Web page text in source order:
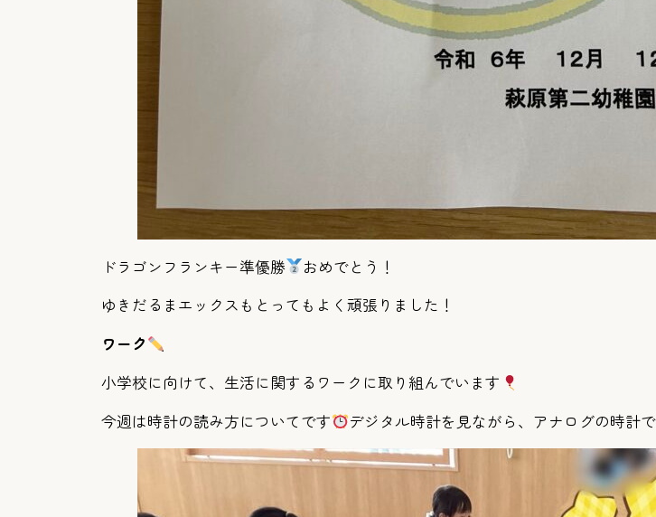
ドラゴンフランキー準優勝
おめでとう！
ゆきだるまエックスもとってもよく頑張りました！
ワーク
小学校に向けて、生活に関するワークに取り組んでいます
今週は時計の読み方についてです
デジタル時計を見ながら、アナログの時計